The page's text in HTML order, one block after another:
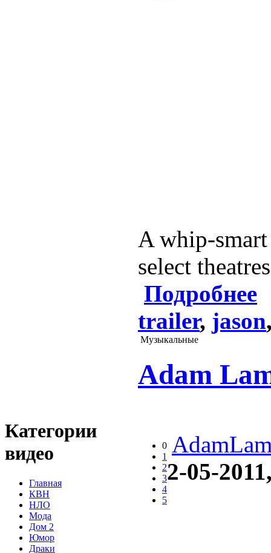
Категории
видео
Главная
КВН
НЛО
Мода
Дом 2
Юмор
Драки
A whip-
select
Подробнее
trailer, jason
Музыкальные
Adam
0
1
2
3
4
5
2-05-